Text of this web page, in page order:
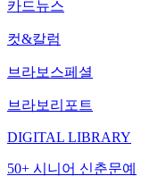
카드뉴스
컷&칼럼
브라보스페셜
브라보리포트
DIGITAL LIBRARY
50+ 시니어 신춘문예